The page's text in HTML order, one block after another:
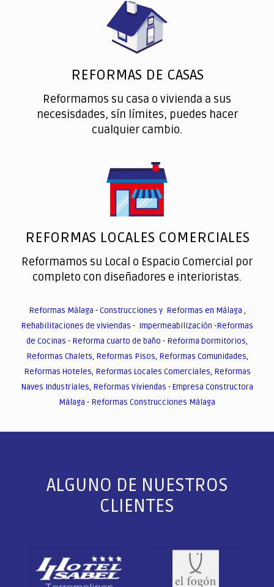
REFORMAS DE CASAS
Reformamos su casa o vivienda a sus
necesisdades, sín límites, puedes hacer
cualquier cambio.
REFORMAS LOCALES COMERCIALES
Reformamos su Local o Espacio Comercial por
completo con diseñadores e interioristas.
Reformas Málaga -Construcciones y Reformas en Málaga ,
Rehabilitaciones de viviendas - Impermeabilización -Reformas
de Cocinas - Reforma cuarto de baño - Reforma Dormitorios,
Reformas Chalets, Reformas Pisos, Reformas Comunidades,
Reformas Hoteles, Reformas Locales Comerciales, Reformas
Naves Industriales, Reformas Viviendas -Empresa Constructora
Málaga - Reformas Construcciones Málaga
ALGUNO DE NUESTROS
CLIENTES